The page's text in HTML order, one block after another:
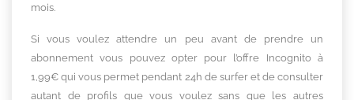
mois.
Si vous voulez attendre un peu avant de prendre un
abonnement vous pouvez opter pour l’offre Incognito à
1,99€ qui vous permet pendant 24h de surfer et de consulter
autant de profils que vous voulez sans que les autres